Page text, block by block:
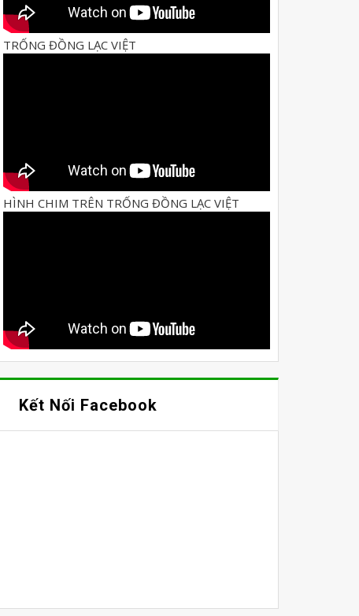
TRỐNG ĐỒNG LẠC VIỆT
HÌNH CHIM TRÊN TRỐNG ĐỒNG LẠC VIỆT
Kết Nối Facebook